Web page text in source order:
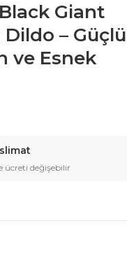
Giant
– Güçlü
ve Esnek
ücreti değişebilir